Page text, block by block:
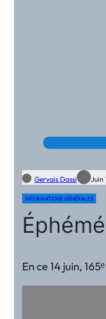
Gervais Dassi Juin
INFORMATIONS GÉNÉRALES
En ce 14 juin,